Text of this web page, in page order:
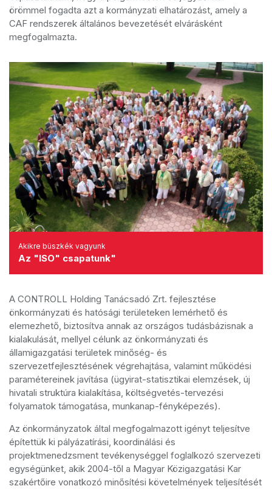
örömmel fogadta azt a kormányzati elhatározást, amely a
CAF rendszerek általános bevezetését elvárásként
megfogalmazta.
Akikre büszkék vagyunk
Az "ISO" csapatunk"
A CONTROLL Holding Tanácsadó Zrt. fejlesztése
önkormányzati és hatósági területeken lemérhető és
elemezhető, biztosítva annak az országos tudásbázisnak a
kialakulását, mellyel célunk az önkormányzati és
államigazgatási területek minőség- és
szervezetfejlesztésének végrehajtása, valamint működési
paramétereinek javítása (ügyirat-statisztikai elemzések, új
hivatali struktúra kialakítása, költségvetés-tervezési
folyamatok támogatása, munkanap-fényképezés).
Az önkormányzatok által megfogalmazott igényt teljesítve
építettük ki pályázatírási, koordinálási és
projektmenedzsment tevékenységgel foglalkozó szervezeti
egységünket, akik 2004-től a Magyar Közigazgatási Kar
szakértőire vonatkozó minősítési követelmények teljesítését